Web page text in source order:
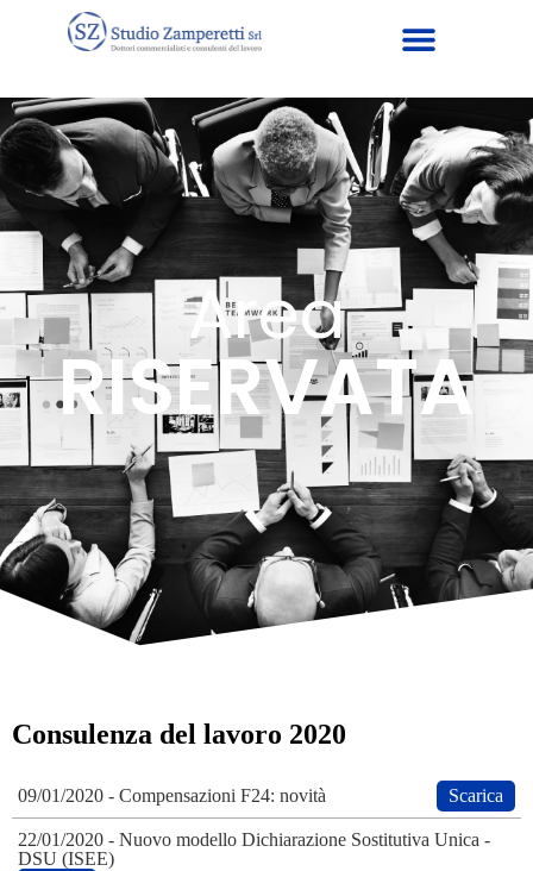
Area
RISERVATA
Consulenza del lavoro 2020
09/01/2020 - Compensazioni F24: novità Scarica
22/01/2020 - Nuovo modello Dichiarazione Sostitutiva Unica -
DSU (ISEE)